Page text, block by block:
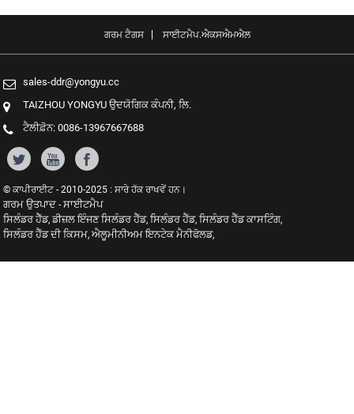
ਗਰਮ ਟੈਗਸ ਸਾਈਟਮੈਪ.ਐਕਸਐਮਐਲ
sales-ddr@yongyu.cc
TAIZHOU YONGYU ਉਦਯੋਗਿਕ ਕੰਪਨੀ, ਲਿ.
ਟੈਲੀਫ਼ੋਨ: 0086-13967667688
© ਕਾਪੀਰਾਈਟ - 2010-2025 : ਸਾਰੇ ਹੱਕ ਰਾਖਵੇਂ ਹਨ।
ਗਰਮ ਉਤਪਾਦ -ਸਾਈਟਮੈਪ
ਸਿਲੰਡਰ ਹੈੱਡ,ਡੀਜ਼ਲ ਇੰਜਣ ਸਿਲੰਡਰ ਹੈੱਡ,ਸਿਲੰਡਰ ਹੈੱਡ,ਸਿਲੰਡਰ ਹੈੱਡ ਕਾਸਟਿੰਗ,
ਸਿਲੰਡਰ ਹੈੱਡ ਦੀ ਕਿਸਮ,ਐਲੂਮੀਨੀਅਮ ਇਨਟੇਕ ਮੈਨੀਫੋਲਡ,